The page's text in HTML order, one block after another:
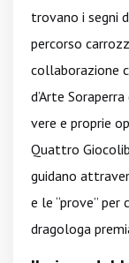
trovano i segni
percorso
collaborazione
d’Arte
vere e proprie
Quattro
guidano
e le “prove” per
dragologa